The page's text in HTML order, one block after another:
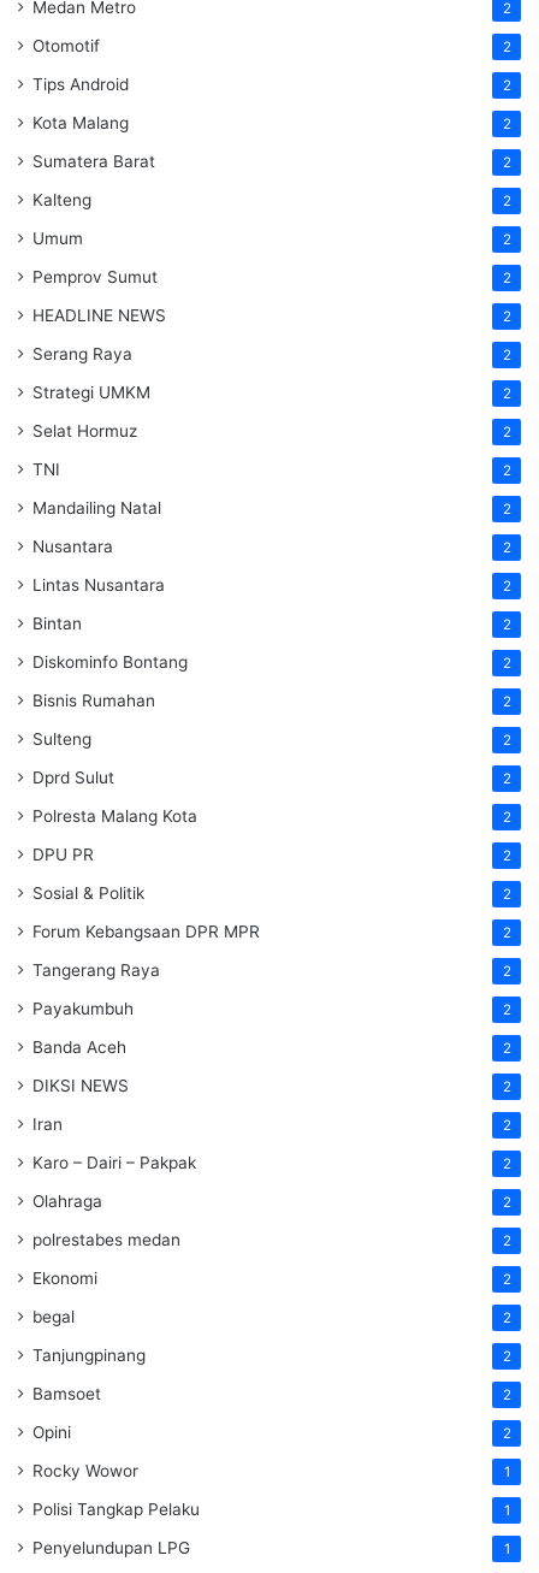
Medan Metro 2
Otomotif 2
Tips Android 2
Kota Malang 2
Sumatera Barat 2
Kalteng 2
Umum 2
Pemprov Sumut 2
HEADLINE NEWS 2
Serang Raya 2
Strategi UMKM 2
Selat Hormuz 2
TNI 2
Mandailing Natal 2
Nusantara 2
Lintas Nusantara 2
Bintan 2
Diskominfo Bontang 2
Bisnis Rumahan 2
Sulteng 2
Dprd Sulut 2
Polresta Malang Kota 2
DPU PR 2
Sosial & Politik 2
Forum Kebangsaan DPR MPR 2
Tangerang Raya 2
Payakumbuh 2
Banda Aceh 2
DIKSI NEWS 2
Iran 2
Karo – Dairi – Pakpak 2
Olahraga 2
polrestabes medan 2
Ekonomi 2
begal 2
Tanjungpinang 2
Bamsoet 2
Opini 2
Rocky Wowor 1
Polisi Tangkap Pelaku 1
Penyelundupan LPG 1